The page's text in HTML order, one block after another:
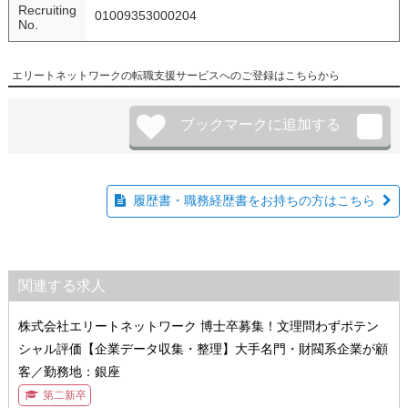
Recruiting
No.
01009353000204
エリートネットワークの転職支援サービスへのご登録はこちらから
履歴書・職務経歴書をお持ちの方はこちら
関連する求人
株式会社エリートネットワーク 博士卒募集！文理問わずポテン
シャル評価【企業データ収集・整理】大手名門・財閥系企業が顧
客／勤務地：銀座
第二新卒